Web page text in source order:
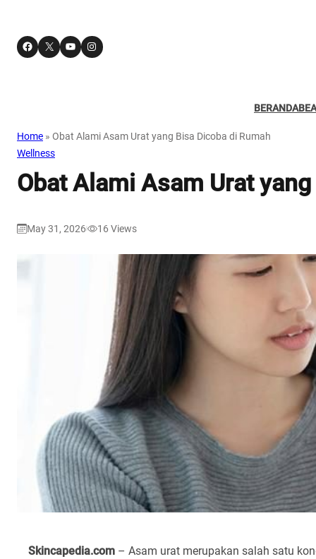
Facebook X YouTube Instagram
BERANDA
Home » Obat Alami Asam Urat yang Bisa Dicoba di Rumah
Wellness
Obat Alami Asam Urat
May 31, 2026 16 Views
Skincapedia.com – Asam urat merupakan salah satu